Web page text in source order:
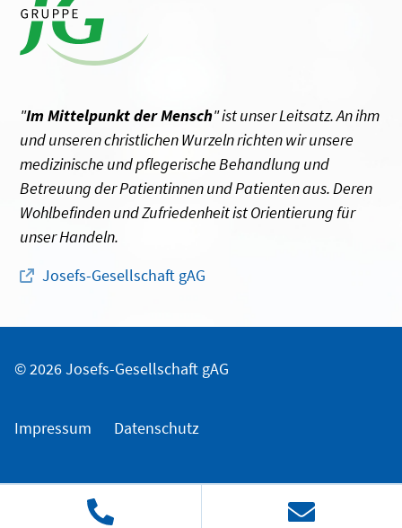
"Im Mittelpunkt der Mensch" ist unser Leitsatz. An ihm
und unseren christlichen Wurzeln richten wir unsere
medizinische und pflegerische Behandlung und
Betreuung der Patientinnen und Patienten aus. Deren
Wohlbefinden und Zufriedenheit ist Orientierung für
unser Handeln.
Josefs-Gesellschaft gAG
Impressum Datenschutz
© 2026 Josefs-Gesellschaft gAG